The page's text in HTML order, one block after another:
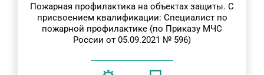
Пожарная профилактика на объектах защиты. С
присвоением квалификации: Специалист по
пожарной профилактике (по Приказу МЧС
России от 05.09.2021 № 596)